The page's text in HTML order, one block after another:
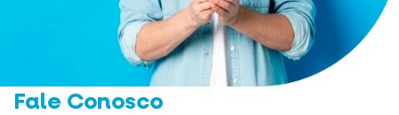
Fale Conosco